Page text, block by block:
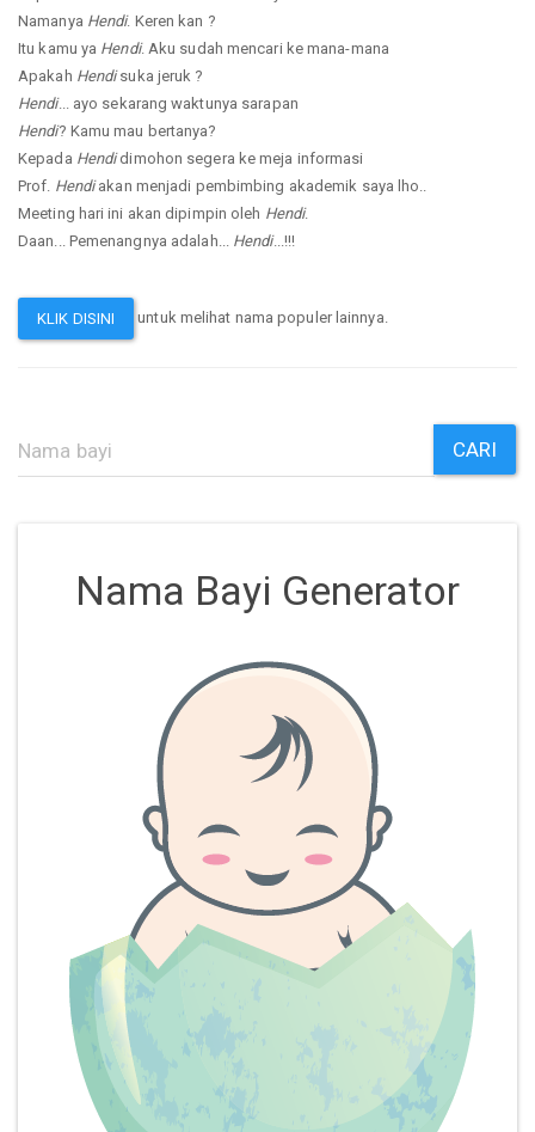
Namanya Hendi. Keren kan ?
Itu kamu ya Hendi. Aku sudah mencari ke mana-mana
Apakah Hendisuka jeruk ?
Hendi... ayo sekarang waktunya sarapan
Hendi? Kamu mau bertanya?
Kepada Hendidimohon segera ke meja informasi
Prof. Hendiakan menjadi pembimbing akademik saya lho..
Meeting hari ini akan dipimpin oleh Hendi.
Daan... Pemenangnya adalah... Hendi...!!!
KLIK DISINI untuk melihat nama populer lainnya.
CARI
Nama Bayi Generator